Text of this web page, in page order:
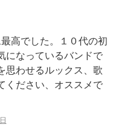
高でした。１０代の初
になっているバンドで
思わせるルックス、歌
ください、オススメで